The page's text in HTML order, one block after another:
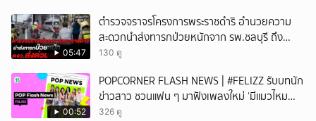
05:47
ตำรวจจราจรโครงการพระราชดำริ อำนวยความ
สะดวกนำส่งทารกป่วยหนักจาก รพ.ชลบุรี ถึง
รพ.ศิริราช
130 ดู
00:52
POPCORNER FLASH NEWS | #FELIZZ รับบทนัก
ข่าวสาว ชวนแฟน ๆ มาฟังเพลงใหม่ ‘มีแมวไหม
(Catch Me If You Can)’
326 ดู